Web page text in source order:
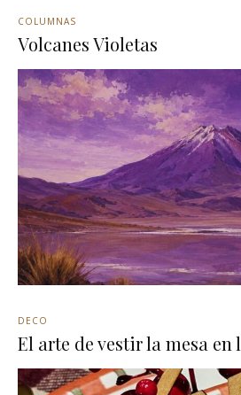
COLUMNAS
Volcanes Violetas
DECO
El arte de vestir la mesa en